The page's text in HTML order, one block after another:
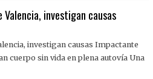
investigan causas
investigan causas Impactante
cuerpo sin vida en plena autovía Una